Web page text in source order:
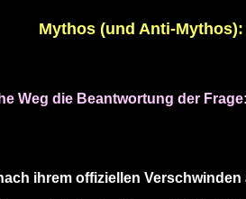
Mythos (und Anti-Mythos):
Weg die Beantwortung der Frage:
ihrem offiziellen